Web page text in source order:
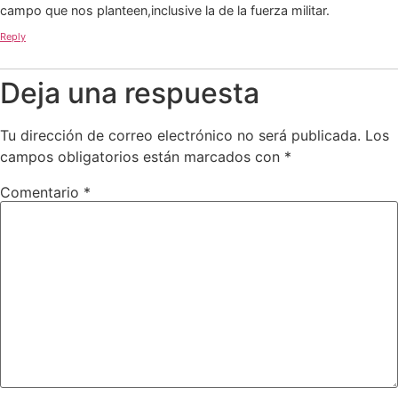
campo que nos planteen,inclusive la de la fuerza militar.
Reply
Deja una respuesta
Tu dirección de correo electrónico no será publicada. Los
campos obligatorios están marcados con *
Comentario *